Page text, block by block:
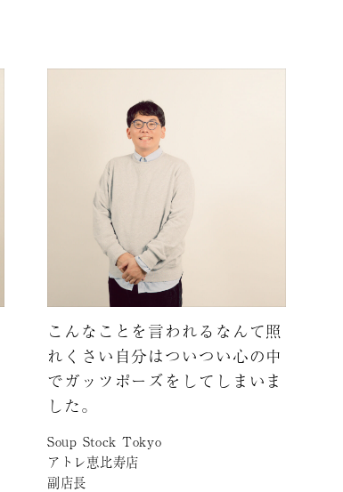
こんなことを言われるなんて照
れくさい自分はついつい心の中
でガッツポーズをしてしまいま
した。
Soup Stock Tokyo
アトレ恵比寿店
副店長